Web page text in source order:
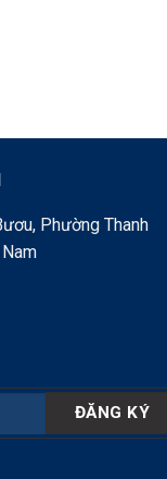
Phường Thanh